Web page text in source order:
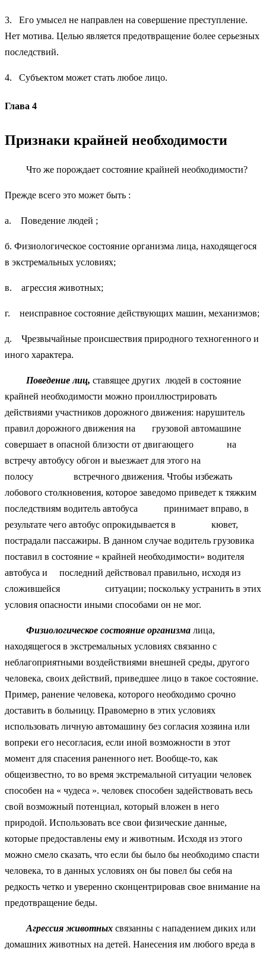
3. Его умысел не направлен на совершение преступление.
Нет мотива. Целью является предотвращение более серьезных
последствий.
4. Субъектом может стать любое лицо.
Глава 4
Признаки крайней необходимости
Что же порождает состояние крайней необходимости?
Прежде всего это может быть :
а. Поведение людей ;
б. Физиологическое состояние организма лица, находящегося
в экстремальных условиях;
в. агрессия животных;
г. неисправное состояние действующих машин, механизмов;
д. Чрезвычайные происшествия природного техногенного и
иного характера.
Поведение лиц, ставящее других людей в состояние
крайней необходимости можно проиллюстрировать
действиями участников дорожного движения: нарушитель
правил дорожного движения на грузовой автомашине
совершает в опасной близости от двигающего на
встречу автобусу обгон и выезжает для этого на
полосу встречного движения. Чтобы избежать
лобового столкновения, которое заведомо приведет к тяжким
последствиям водитель автобуса принимает вправо, в
результате чего автобус опрокидывается в кювет,
пострадали пассажиры. В данном случае водитель грузовика
поставил в состояние « крайней необходимости» водителя
автобуса и последний действовал правильно, исходя из
сложившейся ситуации; поскольку устранить в этих
условия опасности иными способами он не мог.
Физиологическое состояние организма лица,
находящегося в экстремальных условиях связанно с
неблагоприятными воздействиями внешней среды, другого
человека, своих действий, приведшее лицо в такое состояние.
Пример, ранение человека, которого необходимо срочно
доставить в больницу. Правомерно в этих условиях
использовать личную автомашину без согласия хозяина или
вопреки его несогласия, если иной возможности в этот
момент для спасения раненного нет. Вообще-то, как
общеизвестно, то во время экстремальной ситуации человек
способен на « чудеса ». человек способен задействовать весь
свой возможный потенциал, который вложен в него
природой. Использовать все свои физические данные,
которые предоставлены ему и животным. Исходя из этого
можно смело сказать, что если бы было бы необходимо спасти
человека, то в данных условиях он бы повел бы себя на
редкость четко и уверенно сконцентрировав свое внимание на
предотвращение беды.
Агрессия животных связанны с нападением диких или
домашних животных на детей. Нанесения им любого вреда в